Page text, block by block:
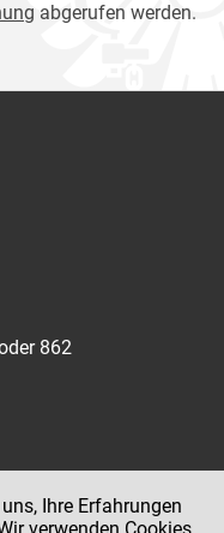
abgerufen werden.
862
Ihre Erfahrungen